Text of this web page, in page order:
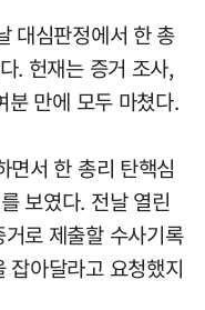
대심판정에서 한 총
. 헌재는 증거 조사,
만에 모두 마쳤다.
면서 한 총리 탄핵심
보였다. 전날 열린
로 제출할 수사기록
잡아달라고 요청했지